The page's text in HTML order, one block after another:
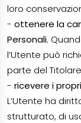
loro
- ottenere la
Personali.
l’Utente può
parte del
- ricevere i
L’Utente ha
strutturato, di